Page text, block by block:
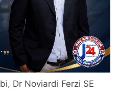
Dr Noviardi Ferzi SE